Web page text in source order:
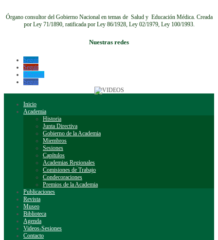
Órgano consultor del Gobierno Nacional en temas de Salud y Educación Médica. Creada
por Ley 71/1890, ratificada por Ley 86/1928, Ley 02/1979, Ley 100/1993.
Nuestras redes
Seguir
Seguir
Seguir
Seguir
Inicio
Academia
Historia
Junta Directiva
Gobierno de la Academia
Miembros
Sesiones
Capítulos
Academias Regionales
Comisiones de Trabajo
Condecoraciones
Premios de la Academia
Publicaciones
Revista
Museo
Biblioteca
Agenda
Videos-Sesiones
Contacto